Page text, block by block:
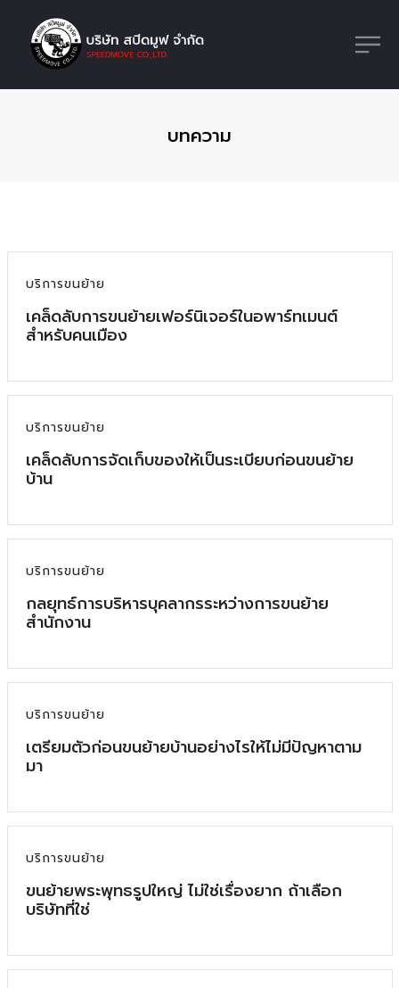
บทความ
บริการขนย้าย
เคล็ดลับการขนย้ายเฟอร์นิเจอร์ในอพาร์ทเมนต์
สำหรับคนเมือง
บริการขนย้าย
เคล็ดลับการจัดเก็บของให้เป็นระเบียบก่อนขนย้าย
บ้าน
บริการขนย้าย
กลยุทธ์การบริหารบุคลากรระหว่างการขนย้าย
สำนักงาน
บริการขนย้าย
เตรียมตัวก่อนขนย้ายบ้านอย่างไรให้ไม่มีปัญหาตาม
มา
บริการขนย้าย
ขนย้ายพระพุทธรูปใหญ่ ไม่ใช่เรื่องยาก ถ้าเลือก
บริษัทที่ใช่